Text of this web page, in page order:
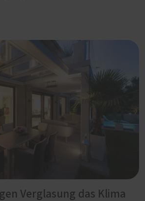
Verglasung das Klima